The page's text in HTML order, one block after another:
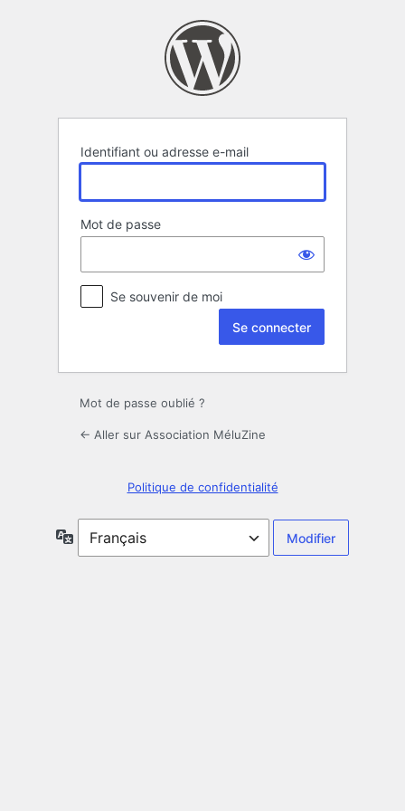
Identifiant ou adresse e-mail
Mot de passe
Se souvenir de moi
Mot de passe oublié ?
← Aller sur Association MéluZine
Politique de confidentialité
Langue